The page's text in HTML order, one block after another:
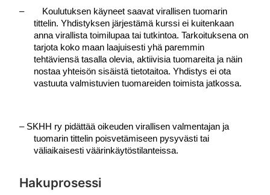
–
Koulutuksen käyneet saavat virallisen tuomarin
tittelin. Yhdistyksen järjestämä kurssi ei kuitenkaan
anna virallista toimilupaa tai tutkintoa. Tarkoituksena on
tarjota koko maan laajuisesti yhä paremmin
tehtäviensä tasalla olevia, aktiivisia tuomareita ja näin
nostaa yhteisön sisäistä tietotaitoa. Yhdistys ei ota
vastuuta valmistuvien tuomareiden toimista jatkossa.
– SKHH ry pidättää oikeuden virallisen valmentajan ja
tuomarin tittelin poisvetämiseen pysyvästi tai
väliaikaisesti väärinkäytöstilanteissa.
Hakuprosessi